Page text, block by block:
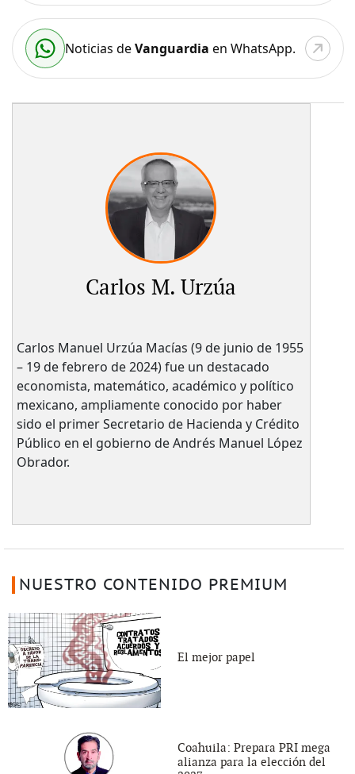
Noticias deVanguardia en WhatsApp.
Carlos M. Urzúa
Carlos Manuel Urzúa Macías (9 de junio de 1955
– 19 de febrero de 2024) fue un destacado
economista, matemático, académico y político
mexicano, ampliamente conocido por haber
sido el primer Secretario de Hacienda y Crédito
Público en el gobierno de Andrés Manuel López
Obrador.
NUESTRO CONTENIDO PREMIUM
El mejor papel
Coahuila: Prepara PRI mega
alianza para la elección del